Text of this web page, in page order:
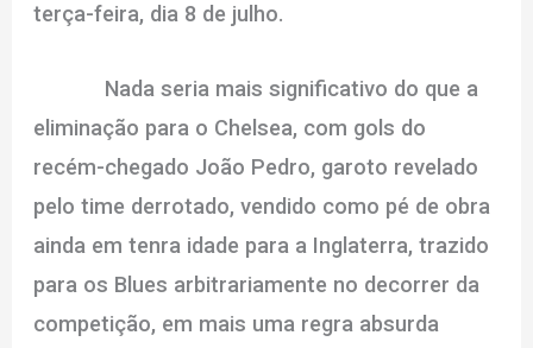
terça-feira, dia 8 de julho.
Nada seria mais significativo do que a
eliminação para o Chelsea, com gols do
recém-chegado João Pedro, garoto revelado
pelo time derrotado, vendido como pé de obra
ainda em tenra idade para a Inglaterra, trazido
para os Blues arbitrariamente no decorrer da
competição, em mais uma regra absurda